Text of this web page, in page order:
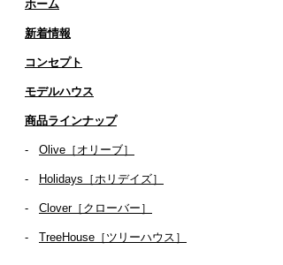
ホーム
新着情報
コンセプト
​​モデルハウス
商品ラインナップ
- Olive［オリーブ］
- Holidays［ホリデイズ］
- ​ Clover［クローバー］
- TreeHouse［ツリーハウス］